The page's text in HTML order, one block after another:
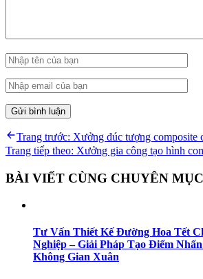
Điều
hướng
bài
Trang trước: Previous
post:
Xưởng đúc tượng composite
Trang tiếp theo: Next
Xưởng gia công tạo hình
BÀI VIẾT CÙNG CHUYÊN MỤC
Tư Vấn Thiết Kế Đường Hoa Tết
Nghiệp – Giải Pháp Tạo Điểm
Không Gian Xuân